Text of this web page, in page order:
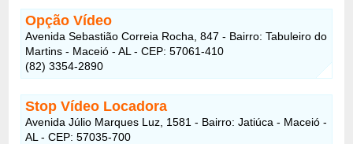
Opção Vídeo
Avenida Sebastião Correia Rocha, 847 - Bairro: Tabuleiro do
Martins - Maceió - AL - CEP: 57061-410
(82) 3354-2890
Stop Vídeo Locadora
Avenida Júlio Marques Luz, 1581 - Bairro: Jatiúca - Maceió -
AL - CEP: 57035-700